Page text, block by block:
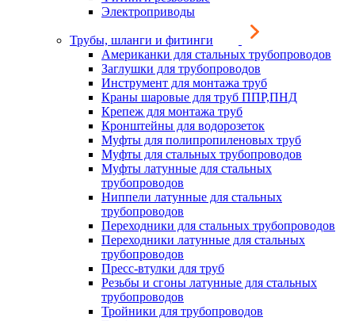
Электроприводы
Трубы, шланги и фитинги
Американки для стальных трубопроводов
Заглушки для трубопроводов
Инструмент для монтажа труб
Краны шаровые для труб ППР,ПНД
Крепеж для монтажа труб
Кронштейны для водорозеток
Муфты для полипропиленовых труб
Муфты для стальных трубопроводов
Муфты латунные для стальных
трубопроводов
Ниппели латунные для стальных
трубопроводов
Переходники для стальных трубопроводов
Переходники латунные для стальных
трубопроводов
Пресс-втулки для труб
Резьбы и сгоны латунные для стальных
трубопроводов
Тройники для трубопроводов